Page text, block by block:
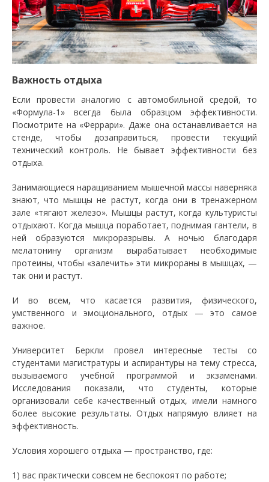
Важность отдыха
Если провести аналогию с автомобильной средой, то
«Формула-1» всегда была образцом эффективности.
Посмотрите на «Феррари». Даже она останавливается на
стенде, чтобы дозаправиться, провести текущий
технический контроль. Не бывает эффективности без
отдыха.
Занимающиеся наращиванием мышечной массы наверняка
знают, что мышцы не растут, когда они в тренажерном
зале «тягают железо». Мышцы растут, когда культуристы
отдыхают. Когда мышца поработает, поднимая гантели, в
ней образуются микроразрывы. А ночью благодаря
мелатонину организм вырабатывает необходимые
протеины, чтобы «залечить» эти микрораны в мышцах, —
так они и растут.
И во всем, что касается развития, физического,
умственного и эмоционального, отдых — это самое
важное.
Университет Беркли провел интересные тесты со
студентами магистратуры и аспирантуры на тему стресса,
вызываемого учебной программой и экзаменами.
Исследования показали, что студенты, которые
организовали себе качественный отдых, имели намного
более высокие результаты. Отдых напрямую влияет на
эффективность.
Условия хорошего отдыха — пространство, где:
1) вас практически совсем не беспокоят по работе;